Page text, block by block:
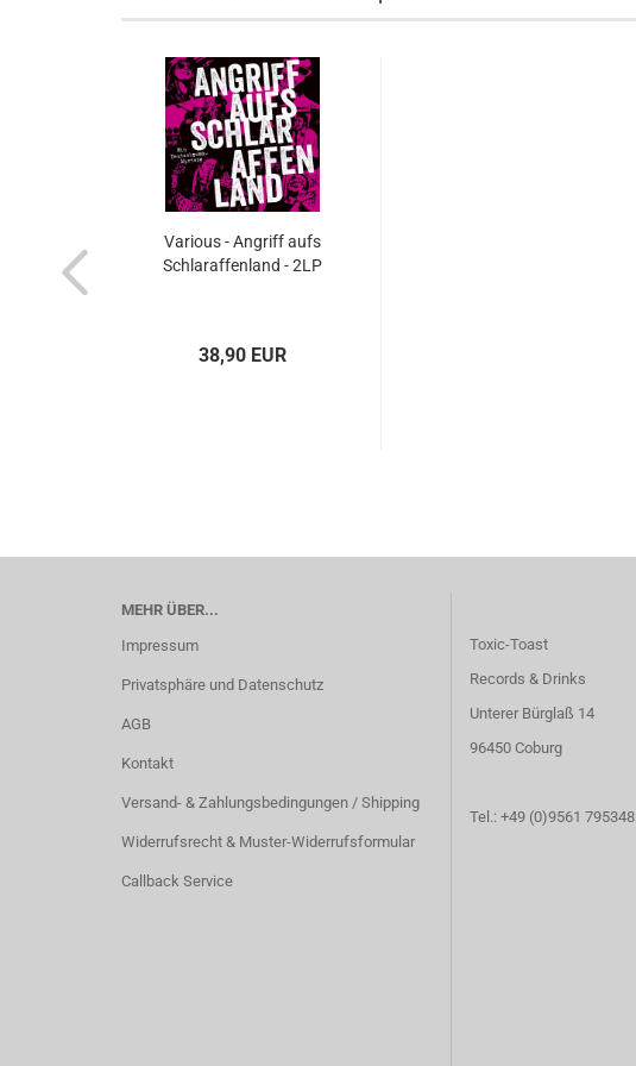
Various - Angriff aufs
Schlaraffenland - 2LP
38,90 EUR
MEHR ÜBER...
Impressum
Privatsphäre und Datenschutz
AGB
Kontakt
Versand- & Zahlungsbedingungen / Shipping
Widerrufsrecht & Muster-Widerrufsformular
Callback Service
Toxic-Toast
Records & Drinks
Unterer Bürglaß 14
96450 Coburg
Tel.: +49 (0)9561 795348